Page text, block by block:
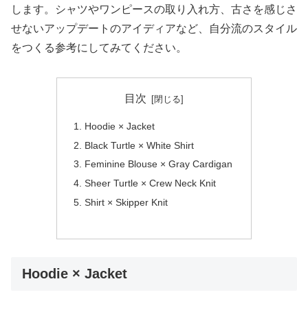
します。シャツやワンピースの取り入れ方、古さを感じさ
せないアップデートのアイディアなど、自分流のスタイル
をつくる参考にしてみてください。
目次
Hoodie × Jacket
Black Turtle × White Shirt
Feminine Blouse × Gray Cardigan
Sheer Turtle × Crew Neck Knit
Shirt × Skipper Knit
Hoodie × Jacket